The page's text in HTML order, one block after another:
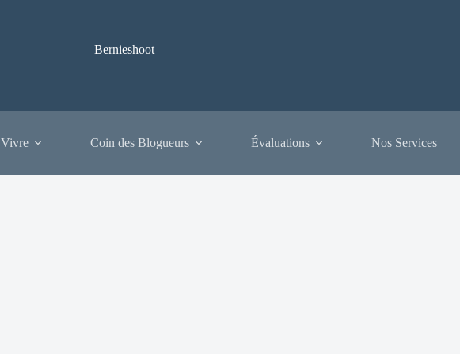
Bernieshoot
Coin des Blogueurs Évaluations Nos Services